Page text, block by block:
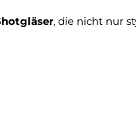
, die nicht nur